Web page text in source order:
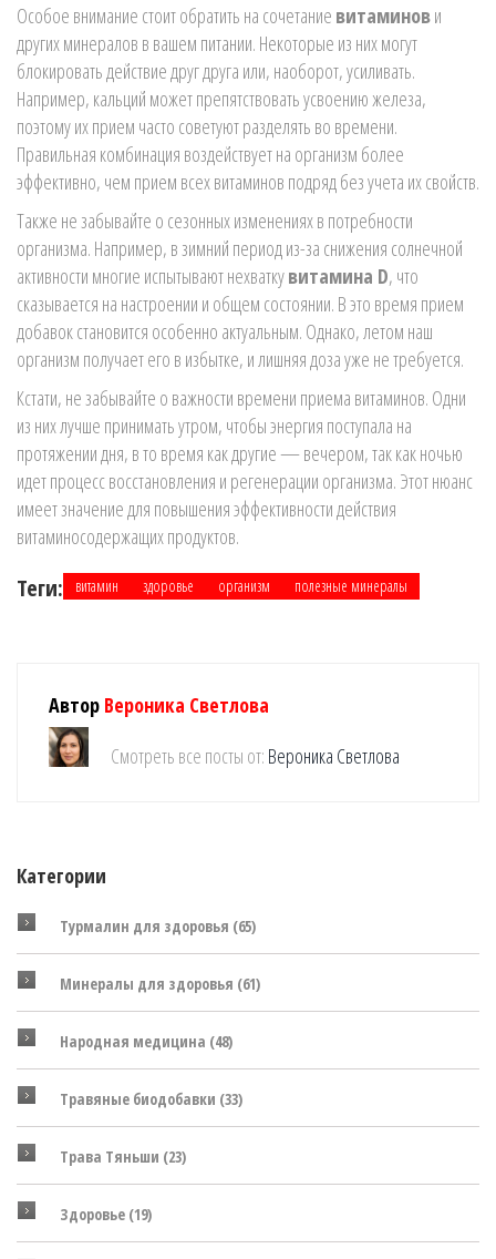
Особое внимание стоит обратить на сочетание витаминови
других минералов в вашем питании. Некоторые из них могут
блокировать действие друг друга или, наоборот, усиливать.
Например, кальций может препятствовать усвоению железа,
поэтому их прием часто советуют разделять во времени.
Правильная комбинация воздействует на организм более
эффективно, чем прием всех витаминов подряд без учета их свойств.
Также не забывайте о сезонных изменениях в потребности
организма. Например, в зимний период из-за снижения солнечной
активности многие испытывают нехваткувитамина D, что
сказывается на настроении и общем состоянии. В это время прием
добавок становится особенно актуальным. Однако, летом наш
организм получает его в избытке, и лишняя доза уже не требуется.
Кстати, не забывайте о важности времени приема витаминов. Одни
из них лучше принимать утром, чтобы энергия поступала на
протяжении дня, в то время как другие — вечером, так как ночью
идет процесс восстановления и регенерации организма. Этот нюанс
имеет значение для повышения эффективности действия
витаминосодержащих продуктов.
Теги: витамин здоровье организм полезные минералы
Автор Вероника Светлова
Смотреть все посты от: Вероника Светлова
Категории
Турмалин для здоровья (65)
Минералы для здоровья (61)
Народная медицина (48)
Травяные биодобавки (33)
Трава Тяньши (23)
Здоровье (19)